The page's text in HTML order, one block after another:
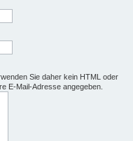
Sie daher kein HTML oder
E-Mail-Adresse angegeben.